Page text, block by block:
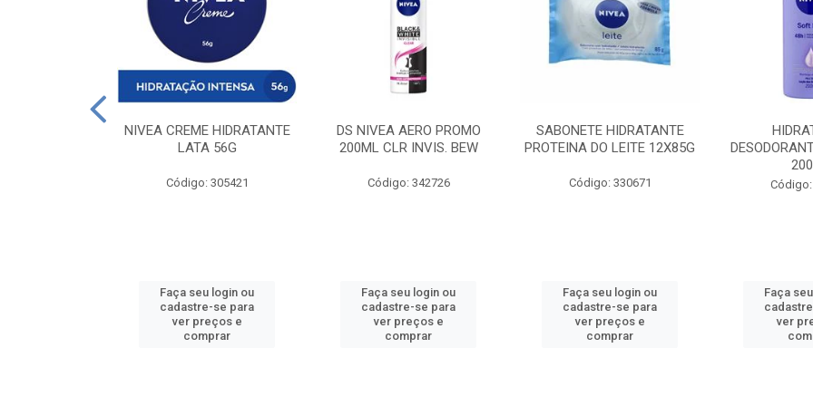
NIVEA CREME HIDRATANTE
LATA 56G
Código: 305421
Faça seu login ou
cadastre-se para
ver preços e
comprar
DS NIVEA AERO PROMO
200ML CLR INVIS. BEW
Código: 342726
Faça seu login ou
cadastre-se para
ver preços e
comprar
SABONETE HIDRATANTE
PROTEINA DO LEITE 12X85G
Código: 330671
Faça seu login ou
cadastre-se para
ver preços e
comprar
Faça
ver